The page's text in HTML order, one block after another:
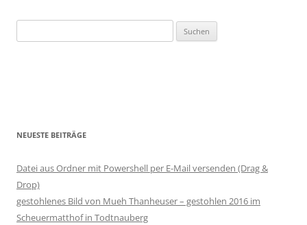
nach:
NEUESTE BEITRÄGE
Datei aus Ordner mit Powershell per E-Mail versenden (Drag &
Drop)
gestohlenes Bild von Mueh Thanheuser – gestohlen 2016 im
Scheuermatthof in Todtnauberg